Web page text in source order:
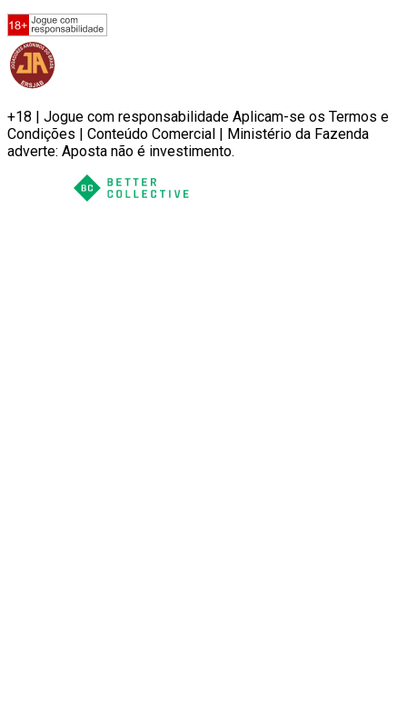
+18 | Jogue com responsabilidade Aplicam-se os Termos e
Condições | Conteúdo Comercial | Ministério da Fazenda
adverte: Aposta não é investimento.